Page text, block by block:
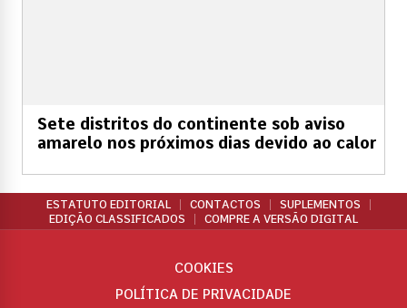
Sete distritos do continente sob aviso
amarelo nos próximos dias devido ao calor
ESTATUTO EDITORIAL CONTACTOS
SUPLEMENTOS
EDIÇÃO CLASSIFICADOS
COMPRE A VERSÃO DIGITAL
COOKIES
POLÍTICA DE PRIVACIDADE